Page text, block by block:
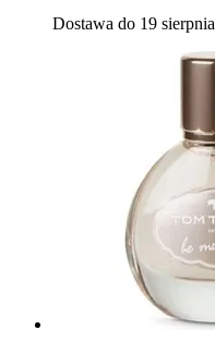
Dostawa do 19 sierpnia